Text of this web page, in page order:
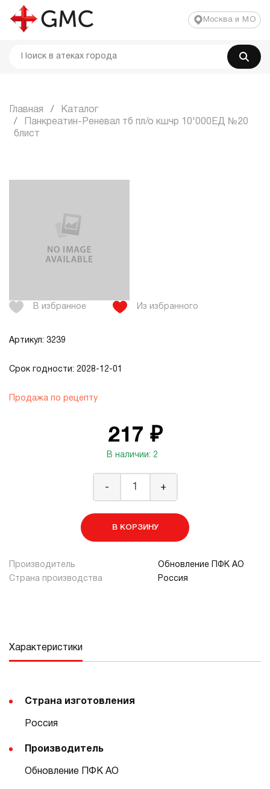
Москва и МО
Главная
Каталог
Панкреатин-Реневал тб пл/о кшчр 10'000ЕД №20
блист
В избранное Из избранного
Артикул: 3239
Срок годности: 2028-12-01
Продажа по рецепту
217 ₽
В наличии: 2
- +
В КОРЗИНУ
Производитель
Обновление ПФК АО
Страна производства
Россия
Характеристики
Страна изготовления
Россия
Производитель
Обновление ПФК АО